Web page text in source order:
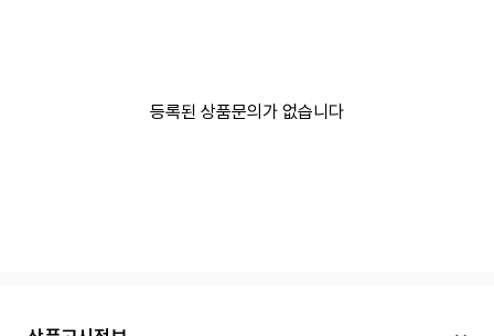
등록된 상품문의가 없습니다